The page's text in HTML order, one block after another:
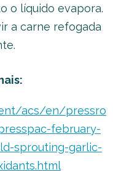
o líquido evapora.
a carne refogada
acs/en/pressro
february-
sprouting-garlic-